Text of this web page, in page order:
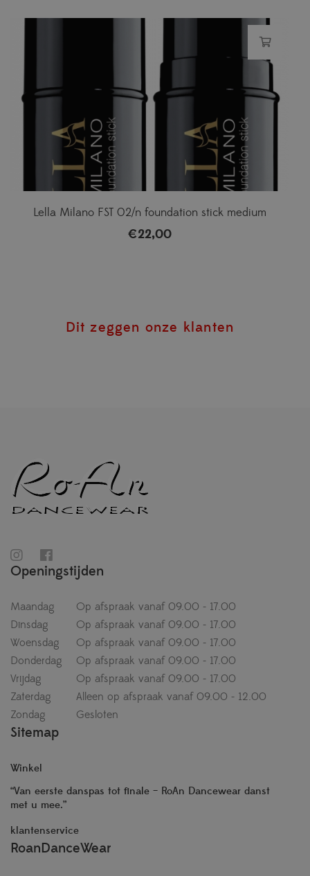
Lella Milano FST 02/n foundation stick medium
€22,00
Dit zeggen onze klanten
Openingstijden
Maandag
Op afspraak vanaf 09.00 - 17.00
Dinsdag
Op afspraak vanaf 09.00 - 17.00
Woensdag
Op afspraak vanaf 09.00 - 17.00
Donderdag
Op afspraak vanaf 09.00 - 17.00
Vrijdag
Op afspraak vanaf 09.00 - 17.00
Zaterdag
Alleen op afspraak vanaf 09.00 - 12.00
Zondag
Gesloten
Sitemap
Winkel
“Van eerste danspas tot finale – RoAn Dancewear danst
met u mee.”
klantenservice
RoanDanceWear